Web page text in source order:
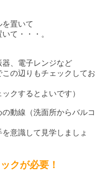
置いて
て・・・。
、電子レンジなど
の辺りもチェックしてお
クするとよいです）
動線（洗面所からバルコ
意識して見学しましょ
クが必要！